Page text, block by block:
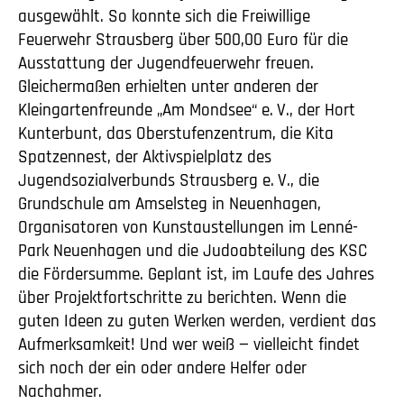
ausgewählt. So konnte sich die Freiwillige
Feuerwehr Strausberg über 500,00 Euro für die
Ausstattung der Jugendfeuerwehr freuen.
Gleichermaßen erhielten unter anderen der
Kleingartenfreunde „Am Mondsee“ e. V., der Hort
Kunterbunt, das Oberstufenzentrum, die Kita
Spatzennest, der Aktivspielplatz des
Jugendsozialverbunds Strausberg e. V., die
Grundschule am Amselsteg in Neuenhagen,
Organisatoren von Kunstaustellungen im Lenné-
Park Neuenhagen und die Judoabteilung des KSC
die Fördersumme. Geplant ist, im Laufe des Jahres
über Projektfortschritte zu berichten. Wenn die
guten Ideen zu guten Werken werden, verdient das
Aufmerksamkeit! Und wer weiß — vielleicht findet
sich noch der ein oder andere Helfer oder
Nachahmer.